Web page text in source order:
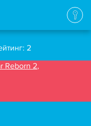
2
Reborn 2,